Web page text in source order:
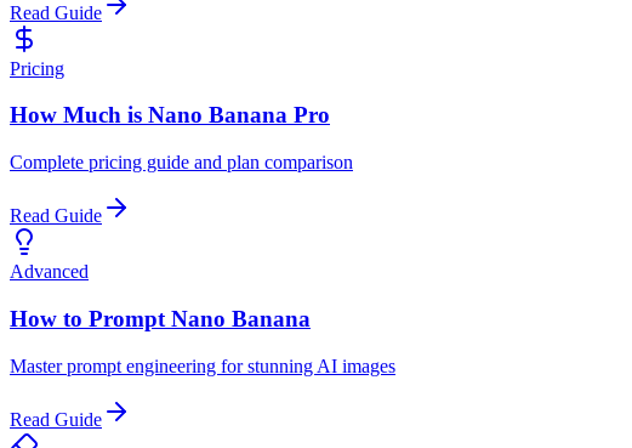
Read Guide
Pricing
How Much is Nano Banana Pro
Complete pricing guide and plan comparison
Read Guide
Advanced
How to Prompt Nano Banana
Master prompt engineering for stunning AI images
Read Guide